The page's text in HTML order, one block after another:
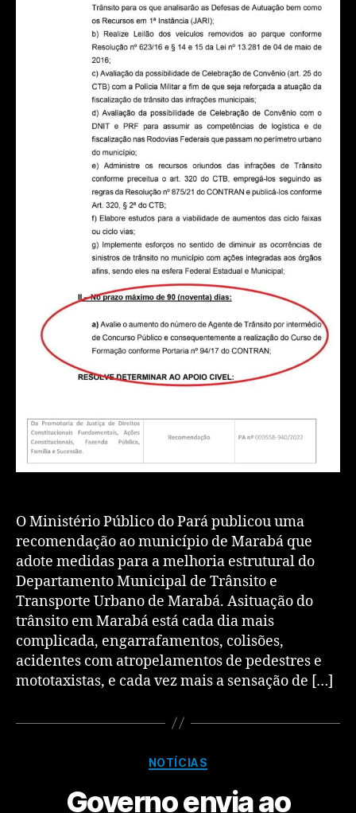
O Ministério Público do Pará publicou uma
recomendação ao município de Marabá que
adote medidas para a melhoria estrutural do
Departamento Municipal de Trânsito e
Transporte Urbano de Marabá. Asituação do
trânsito em Marabá está cada dia mais
complicada, engarrafamentos, colisões,
acidentes com atropelamentos de pedestres e
mototaxistas, e cada vez mais a sensação de […]
NOTÍCIAS
Governo envia ao